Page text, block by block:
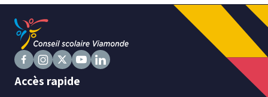
Niveau
Tous
Élémentaire
Secondaire
SuivezSuivezSuivez
nous
Suivez
Accès rapide